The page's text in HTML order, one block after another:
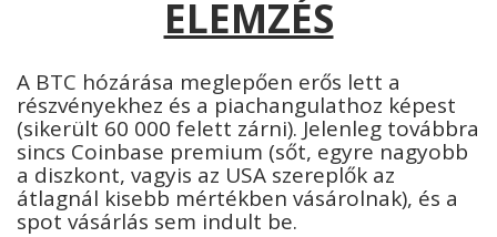
ELEMZÉS
A BTC hózárása meglepően erős lett a
részvényekhez és a piachangulathoz képest
(sikerült 60 000 felett zárni). Jelenleg továbbra
sincs Coinbase premium (sőt, egyre nagyobb
a diszkont, vagyis az USA szereplők az
átlagnál kisebb mértékben vásárolnak), és a
spot vásárlás sem indult be.